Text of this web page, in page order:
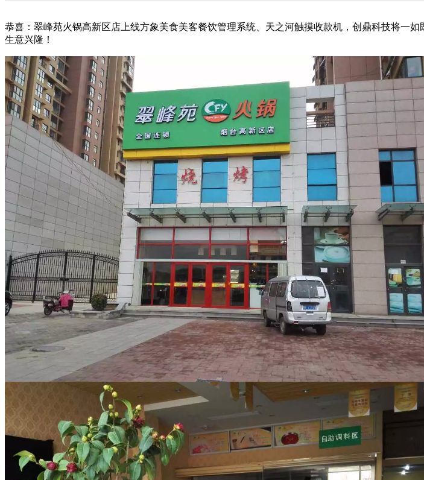
恭喜：翠峰苑火锅高新区店上线方象美食美客餐饮管理系统、天之河触摸收款机，创鼎科技将一
生意兴隆！